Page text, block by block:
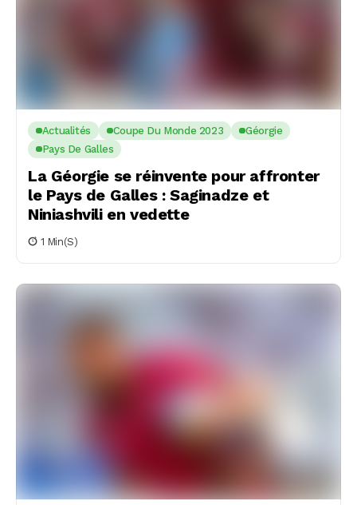
Actualités Coupe Du Monde 2023
Géorgie
Pays De Galles
La Géorgie se réinvente pour affronter
le Pays de Galles : Saginadze et
Niniashvili en vedette
1 Min(s)